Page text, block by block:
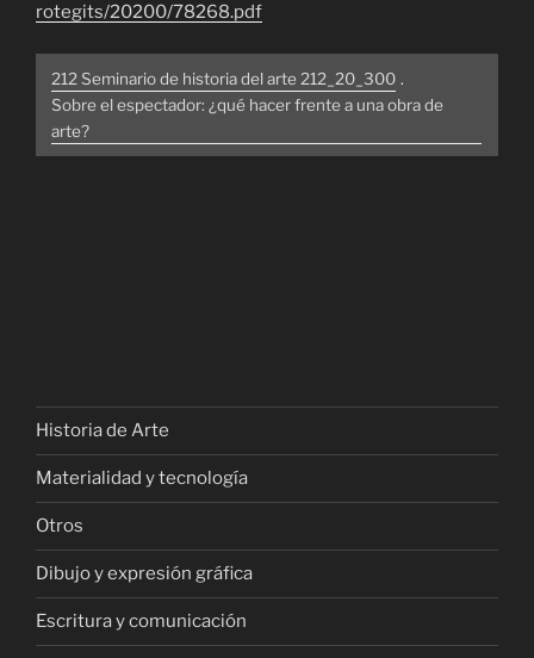
rotegits/20200/78268.pdf
212 Seminario de historia del arte 212_20_300 .
Sobre el espectador: ¿qué hacer frente a una obra de
arte?
Historia de Arte
Materialidad y tecnología
Otros
Dibujo y expresión gráfica
Escritura y comunicación